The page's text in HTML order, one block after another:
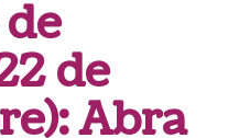
de
Abra